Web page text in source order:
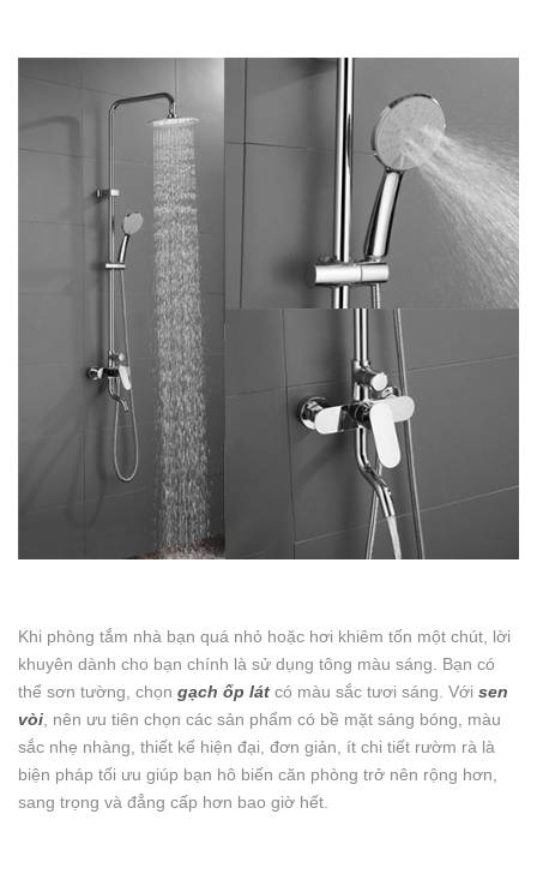
Khi phòng tắm nhà bạn quá nhỏ hoặc hơi khiêm tốn một chút, lời
khuyên dành cho bạn chính là sử dụng tông màu sáng. Bạn có
thể sơn tường, chọn gạch ốp lát có màu sắc tươi sáng. Với sen
vòi , nên ưu tiên chọn các sản phẩm có bề mặt sáng bóng, màu
sắc nhẹ nhàng, thiết kế hiện đại, đơn giản, ít chi tiết rườm rà là
biện pháp tối ưu giúp bạn hô biến căn phòng trở nên rộng hơn,
sang trọng và đẳng cấp hơn bao giờ hết.